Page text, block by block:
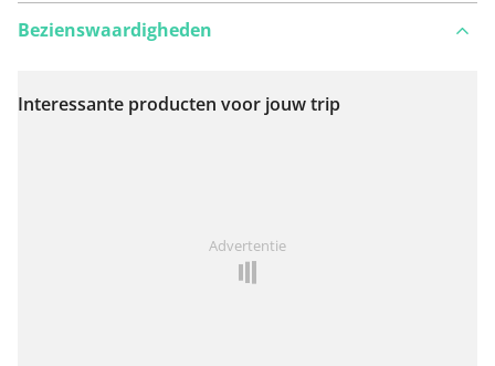
Bekijk op kaart
Bezienswaardigheden
Interessante producten voor jouw trip
Advertentie